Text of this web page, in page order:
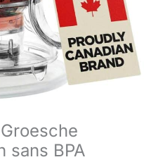
sans BPA